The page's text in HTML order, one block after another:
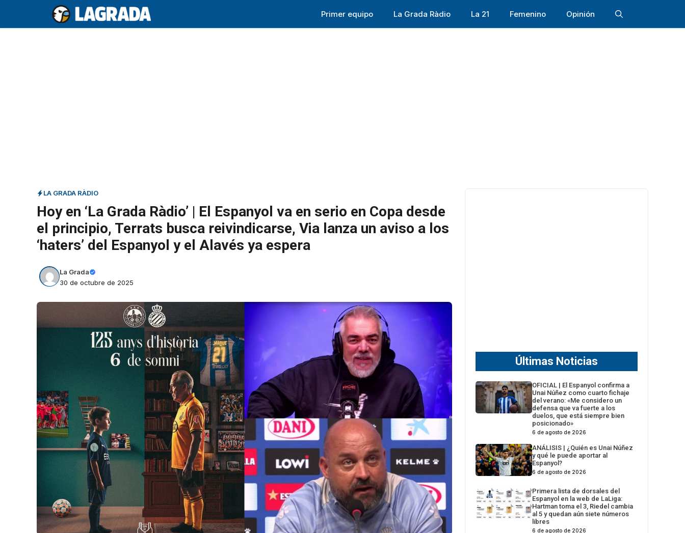
contenido
Primer equipo La Grada Ràdio La 21 Femenino Opinión
LA GRADA RÀDIO
Hoy en ‘La Grada Ràdio’ | El Espanyol va en serio en Copa desde
el principio, Terrats busca reivindicarse, Via lanza un aviso a los
‘haters’ del Espanyol y el Alavés ya espera
La Grada
30 de octubre de 2025
Últimas Noticias
OFICIAL | El Espanyol confirma a
Unai Núñez como cuarto fichaje
del verano: «Me considero un
defensa que va fuerte a los
duelos, que está siempre bien
posicionado»
6 de agosto de 2026
ANÁLISIS | ¿Quién es Unai Núñez
y qué le puede aportar al
Espanyol?
6 de agosto de 2026
Primera lista de dorsales del
Espanyol en la web de LaLiga:
Hartman toma el 3, Riedel cambia
al 5 y quedan aún siete números
libres
6 de agosto de 2026